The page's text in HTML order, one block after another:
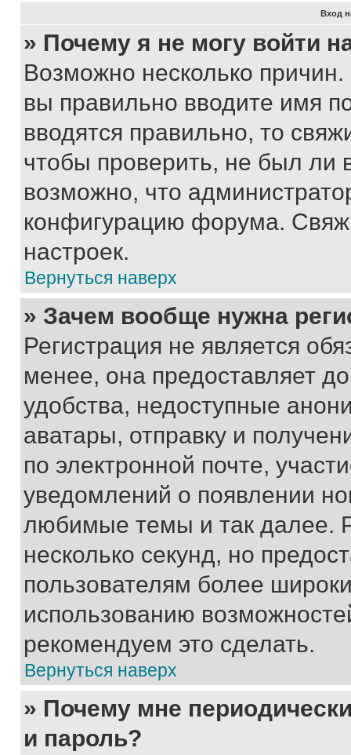
Вход
» Почему я не могу войти
Возможно несколько
вы правильно вводите имя
вводятся правильно, то
чтобы проверить, не был ли
возможно, что
конфигурацию форума.
настроек.
Вернуться наверх
» Зачем вообще нужна
Регистрация не является
менее, она предоставляет
удобства, недоступные
аватары, отправку и
по электронной почте,
уведомлений о появлении
любимые темы и так далее.
несколько секунд, но
пользователям более
использованию
рекомендуем это сделать.
Вернуться наверх
» Почему мне
и пароль?